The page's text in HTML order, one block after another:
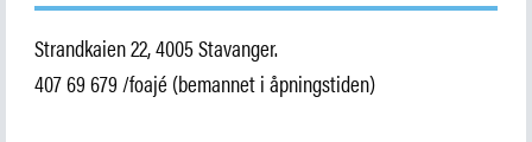
Strandkaien 22, 4005 Stavanger.
407 69 679 /foajé (bemannet i åpningstiden)